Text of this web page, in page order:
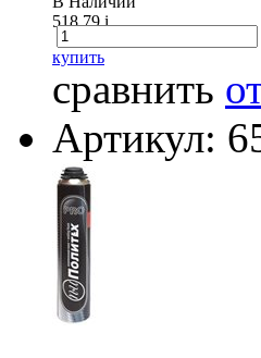
518.79i
купить
сравнить
Артикул: